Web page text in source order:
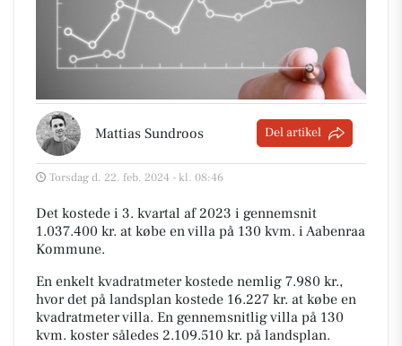
Mattias Sundroos Del artikel
Torsdag d. 22. feb. 2024 - kl. 08:46
Det kostede i 3. kvartal af 2023 i gennemsnit
1.037.400 kr. at købe en villa på 130 kvm. i Aabenraa
Kommune.
En enkelt kvadratmeter kostede nemlig 7.980 kr.,
hvor det på landsplan kostede 16.227 kr. at købe en
kvadratmeter villa. En gennemsnitlig villa på 130
kvm. koster således 2.109.510 kr. på landsplan.